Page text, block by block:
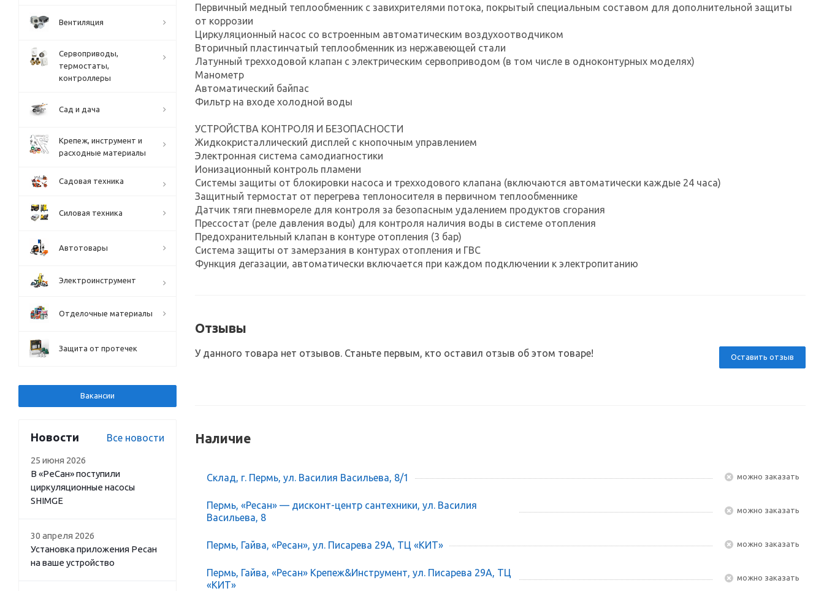
Первичный медный теплообменник с завихрителями потока, покрытый специальным составом для дополнительной защиты
от коррозии
Циркуляционный насос со встроенным автоматическим воздухоотводчиком
Вторичный пластинчатый теплообменник из нержавеющей стали
Латунный трехходовой клапан с электрическим сервоприводом (в том числе в одноконтурных моделях)
Манометр
Автоматический байпас
Фильтр на входе холодной воды
УСТРОЙСТВА КОНТРОЛЯ И БЕЗОПАСНОСТИ
Жидкокристаллический дисплей с кнопочным управлением
Электронная система самодиагностики
Ионизационный контроль пламени
Системы защиты от блокировки насоса и трехходового клапана (включаются автоматически каждые 24 часа)
Защитный термостат от перегрева теплоносителя в первичном теплообменнике
Датчик тяги пневмореле для контроля за безопасным удалением продуктов сгорания
Прессостат (реле давления воды) для контроля наличия воды в системе отопления
Предохранительный клапан в контуре отопления (3 бар)
Система защиты от замерзания в контурах отопления и ГВС
Функция дегазации, автоматически включается при каждом подключении к электропитанию
Отзывы
Оставить отзыв
У данного товара нет отзывов. Станьте первым, кто оставил отзыв об этом товаре!
Наличие
Склад, г. Пермь, ул. Василия Васильева, 8/1 Можно заказать
Пермь, «Ресан» — дисконт-центр сантехники, ул. Василия
Васильева, 8
Можно заказать
Пермь, Гайва, «Ресан», ул. Писарева 29А, ТЦ «КИТ» Можно заказать
Пермь, Гайва, «Ресан» Крепеж&Инструмент, ул. Писарева 29А, ТЦ
«КИТ»
Можно заказать
Вентиляция
Сервоприводы,
термостаты,
контроллеры
Сад и дача
Крепеж, инструмент и
расходные материалы
Садовая техника
Силовая техника
Автотовары
Электроинструмент
Отделочные материалы
Защита от протечек
Вакансии
Новости Все новости
25 июня 2026
В «РеСан» поступили
циркуляционные насосы
SHIMGE
30 апреля 2026
Установка приложения Ресан
на ваше устройство